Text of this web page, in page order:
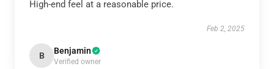
High-end feel at a reasonable price.
Feb 2, 2025
B Benjamin
Verified owner